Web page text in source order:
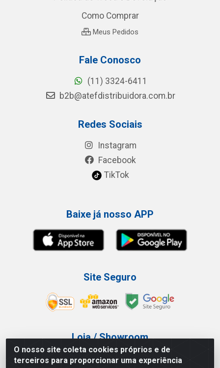
O nosso site coleta cookies próprios e de
terceiros para proporcionar uma experiência
Como Comprar
Meus Pedidos
Fale Conosco
(11) 3324-6411
b2b@atefdistribuidora.com.br
Redes Sociais
Instagram
Facebook
TikTok
Baixe já nosso APP
Site Seguro
Loja / Showroom
Tel.: (11) 3227-0546